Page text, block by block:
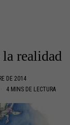
realidad
DE 2014
4 MINS DE LECTURA